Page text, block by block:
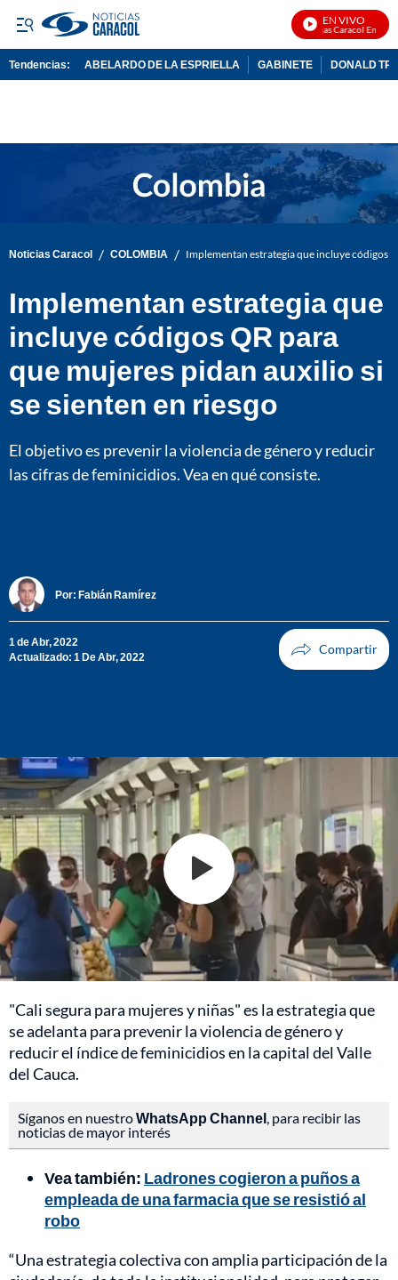
EN VIVO
Noticias Caracol En Vivo
Tendencias: ABELARDO DE LA ESPRIELLA GABINETE DONALD
Noticias Caracol / COLOMBIA / Implementan estrategia que incluye códigos
Implementan estrategia que
incluye códigos QR para
que mujeres pidan auxilio si
se sienten en riesgo
El objetivo es prevenir la violencia de género y reducir
las cifras de feminicidios. Vea en qué consiste.
Por: Fabián Ramírez
1 de Abr, 2022
Actualizado: 1 De Abr, 2022
"Cali segura para mujeres y niñas" es la estrategia que
se adelanta para prevenir la violencia de género y
reducir el índice de feminicidios en la capital del Valle
del Cauca.
Síganos en nuestroWhatsApp Channel , para recibir las
noticias de mayor interés
Vea también: Ladrones cogieron a puños a
empleada de una farmacia que se resistió al
robo
“Una estrategia colectiva con amplia participación de la